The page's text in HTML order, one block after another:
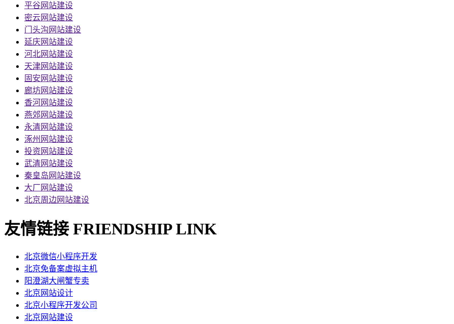
平谷网站建设
密云网站建设
门头沟网站建设
延庆网站建设
河北网站建设
天津网站建设
固安网站建设
廊坊网站建设
香河网站建设
燕郊网站建设
永清网站建设
涿州网站建设
投资网站建设
武清网站建设
秦皇岛网站建设
大厂网站建设
北京周边网站建设
友情链接FRIENDSHIP LINK
北京微信小程序开发
北京免备案虚拟主机
阳澄湖大闸蟹专卖
北京网站设计
北京小程序开发公司
北京网站建设